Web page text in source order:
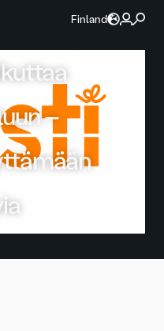
Finland
–